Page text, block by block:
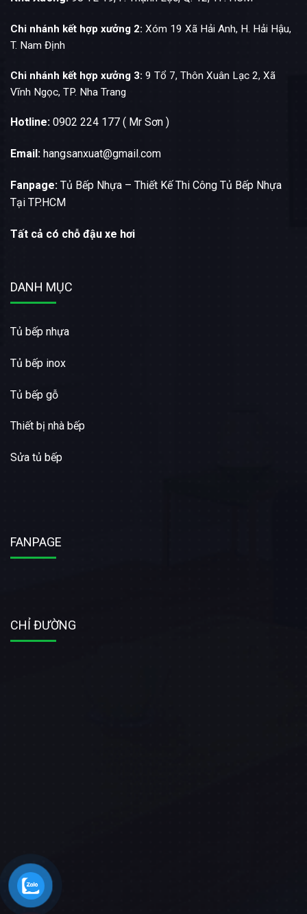
Chi nhánh kết hợp xưởng 2: Xóm 19 Xã Hải Anh, H. Hải Hậu,
T. Nam Định
Chi nhánh kết hợp xưởng 3: 9 Tổ 7, Thôn Xuân Lạc 2, Xã
Vĩnh Ngọc, TP. Nha Trang
Hotline: 0902 224 177 ( Mr Sơn )
Email: hangsanxuat@gmail.com
Fanpage: Tủ Bếp Nhựa – Thiết Kế Thi Công Tủ Bếp Nhựa
Tại TP.HCM
Tất cả có chỗ đậu xe hơi
DANH MỤC
Tủ bếp nhựa
Tủ bếp inox
Tủ bếp gỗ
Thiết bị nhà bếp
Sửa tủ bếp
FANPAGE
CHỈ ĐƯỜNG